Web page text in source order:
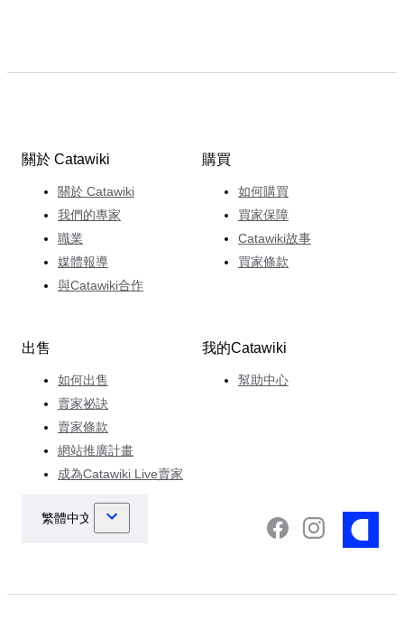
關於 Catawiki
關於 Catawiki
我們的專家
職業
媒體報導
與Catawiki合作
購買
如何購買
買家保障
Catawiki故事
買家條款
出售
如何出售
賣家祕訣
賣家條款
網站推廣計畫
成為Catawiki Live賣家
我的Catawiki
幫助中心